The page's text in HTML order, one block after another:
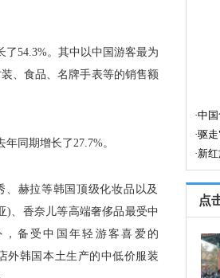
54.3%。其中以中国游客最为
、食品、名牌手表等的销售额
同期增长了27.7%。
、赫拉等韩国顶级化妆品以及
)、香奈儿等高端奢侈品最受中
，备受中国年轻游客喜爱的
外韩国本土生产的中低价服装
点